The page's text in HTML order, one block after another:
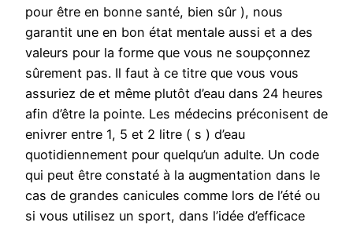
pour être en bonne santé, bien sûr ), nous
garantit une en bon état mentale aussi et a des
valeurs pour la forme que vous ne soupçonnez
sûrement pas. Il faut à ce titre que vous vous
assuriez de et même plutôt d’eau dans 24 heures
afin d’être la pointe. Les médecins préconisent de
enivrer entre 1, 5 et 2 litre ( s ) d’eau
quotidiennement pour quelqu’un adulte. Un code
qui peut être constaté à la augmentation dans le
cas de grandes canicules comme lors de l’été ou
si vous utilisez un sport, dans l’idée d’efficace